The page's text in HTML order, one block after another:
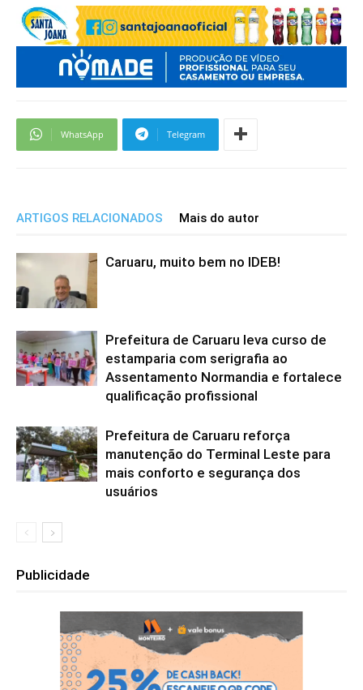
WhatsApp Telegram
ARTIGOS RELACIONADOS Mais do autor
Caruaru, muito bem no IDEB!
Prefeitura de Caruaru leva curso de
estamparia com serigrafia ao
Assentamento Normandia e fortalece
qualificação profissional
Prefeitura de Caruaru reforça
manutenção do Terminal Leste para
mais conforto e segurança dos
usuários
Publicidade